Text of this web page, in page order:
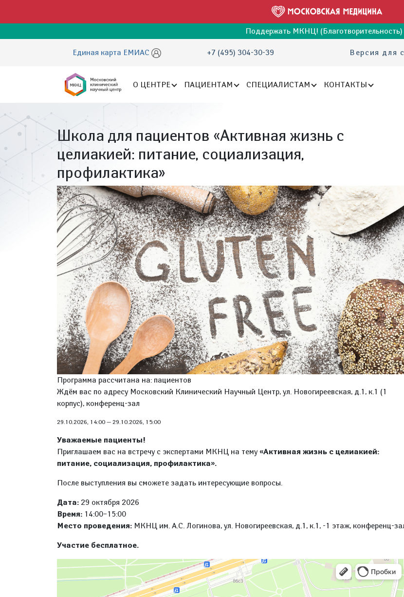
Поддержать МКНЦ! (Благотворительность)
Единая карта ЕМИАС +7 (495) 304-30-39 Версия для
О ЦЕНТРЕ ПАЦИЕНТАМ СПЕЦИАЛИСТАМ КОНТАКТЫ
Школа для пациентов «Активная жизнь с
целиакией: питание, социализация,
профилактика»
Программа рассчитана на: пациентов
Ждём вас по адресу Московский Клинический Научный Центр, ул. Новогиреевская, д.1, к.1 (1
корпус), конференц-зал
29.10.2026, 14:00 — 29.10.2026, 15:00
Уважаемые пациенты!
Приглашаем вас на встречу с экспертами МКНЦ на тему «Активная жизнь с целиакией:
питание, социализация, профилактика».
После выступления вы сможете задать интересующие вопросы.
Дата: 29 октября 2026
Время: 14:00–15:00
Место проведения: МКНЦ им. А.С. Логинова, ул. Новогиреевская, д.1, к.1, -1 этаж, конференц-
Участие бесплатное.